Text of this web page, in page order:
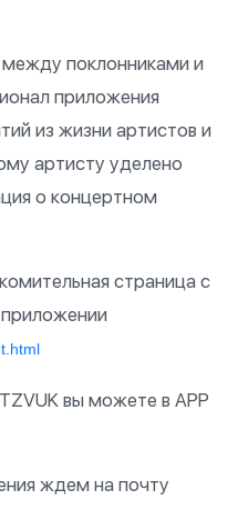
поклонниками и
приложения
из жизни артистов и
артисту уделено
о концертном
страница с
вы можете в APP
ждем на почту